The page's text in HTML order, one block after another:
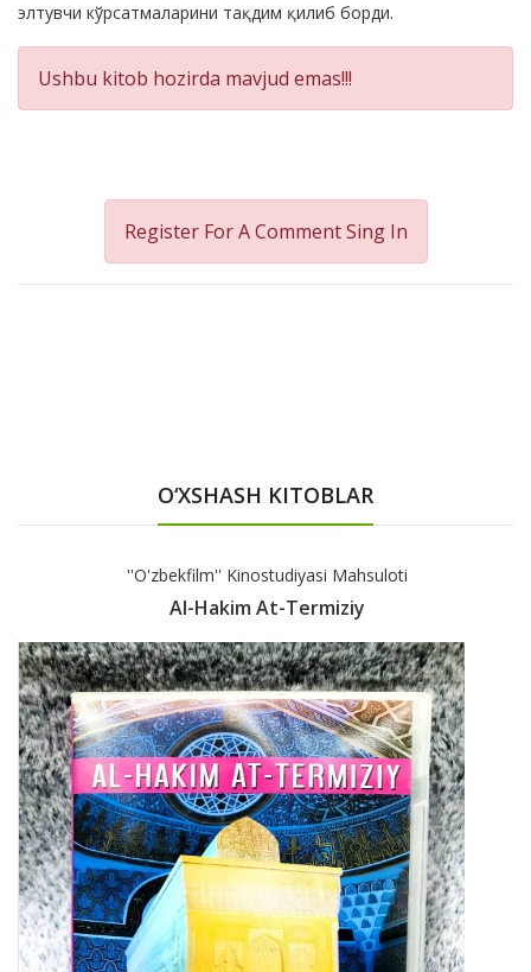
элтувчи кўрсатмаларини тақдим қилиб борди.
Ushbu kitob hozirda mavjud emas!!!
Register For A CommentSing In
O‘XSHASH KITOBLAR
''O'zbekfilm'' Kinostudiyasi Mahsuloti
Al-Hakim At-Termiziy